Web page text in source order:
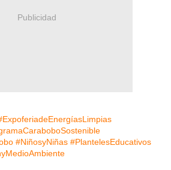
Publicidad
#NiñosyNiñas #PlantelesEducativos